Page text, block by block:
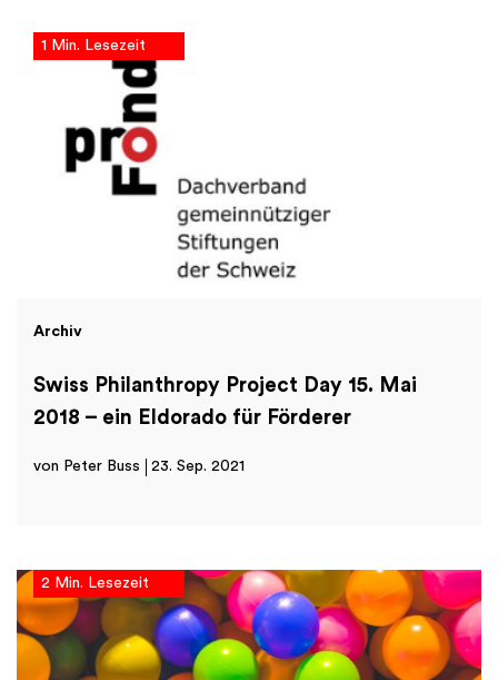
1 Min. Lesezeit
Archiv
Swiss Philanthropy Project Day 15. Mai
2018 – ein Eldorado für Förderer
von Peter Buss 23. Sep. 2021
2 Min. Lesezeit